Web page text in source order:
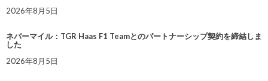
2026年8月5日
ネバーマイル：TGR Haas F1 Teamとのパートナーシップ契約を締結しま
した
2026年8月5日